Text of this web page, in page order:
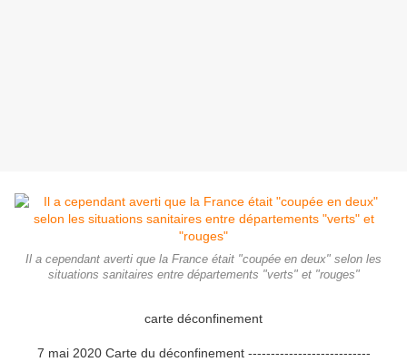
Il a cependant averti que la France était "coupée en deux" selon les
situations sanitaires entre départements "verts" et "rouges"
carte déconfinement
7 mai 2020 Carte du déconfinement ---------------------------